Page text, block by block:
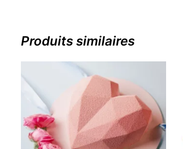
Produits similaires